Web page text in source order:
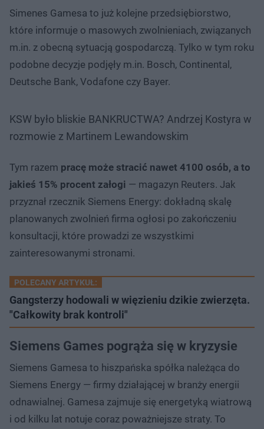
Simenes Gamesa to już kolejne przedsiębiorstwo,
które informuje o masowych zwolnieniach, związanych
m.in. z obecną sytuacją gospodarczą. Tylko w tym roku
podobne decyzje podjęły m.in. Bosch, Continental,
Deutsche Bank, Vodafone czy Bayer.
KSW było bliskie BANKRUCTWA? Andrzej Kostyra w
rozmowie z Martinem Lewandowskim
Tym razem pracę może stracić nawet 4100 osób, a to
jakieś 15% procent załogi — magazyn Reuters. Jak
przyznał rzecznik Siemens Energy: dokładną skalę
planowanych zwolnień firma ogłosi po zakończeniu
konsultacji, które prowadzi ze wszystkimi
zainteresowanymi stronami.
POLECANY ARTYKUŁ:
Gangsterzy hodowali w więzieniu dzikie zwierzęta.
"Całkowity brak kontroli"
Siemens Games pogrąża się w kryzysie
Siemens Gamesa to hiszpańska spółka należąca do
Siemens Energy — firmy działającej w branży energii
odnawialnej. Gamesa zajmuje się energetyką wiatrową
i od kilku lat notuje coraz poważniejsze straty. To